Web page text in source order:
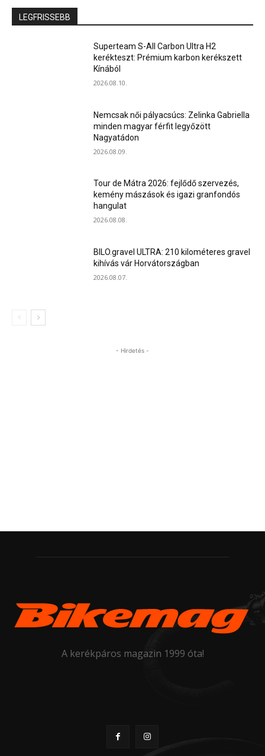
LEGFRISSEBB
Superteam S-All Carbon Ultra H2
kerékteszt: Prémium karbon kerékszett
Kínából
2026.08.10.
Nemcsak női pályacsúcs: Zelinka Gabriella
minden magyar férfit legyőzött
Nagyatádon
2026.08.09.
Tour de Mátra 2026: fejlődő szervezés,
kemény mászások és igazi granfondós
hangulat
2026.08.08.
BILO.gravel ULTRA: 210 kilométeres gravel
kihívás vár Horvátországban
2026.08.07.
- Hirdetés -
A kerékpáros magazin 1999 óta!